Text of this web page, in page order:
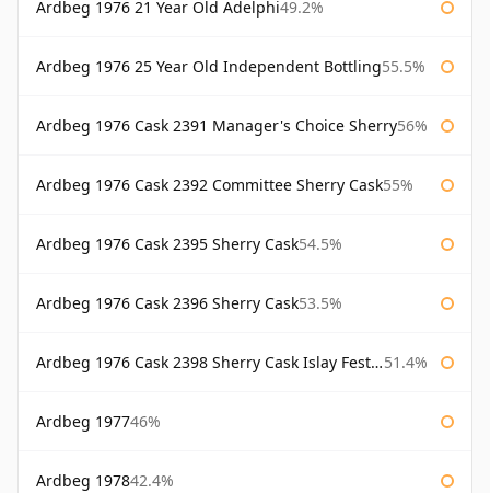
Ardbeg 1976 21 Year Old Adelphi49.2%
Ardbeg 1976 25 Year Old Independent Bottling55.5%
Ardbeg 1976 Cask 2391 Manager's Choice Sherry56%
Ardbeg 1976 Cask 2392 Committee Sherry Cask55%
Ardbeg 1976 Cask 2395 Sherry Cask54.5%
Ardbeg 1976 Cask 2396 Sherry Cask53.5%
Ardbeg 1976 Cask 2398 Sherry Cask Islay Festival 2004 51.4%
Ardbeg 197746%
Ardbeg 197842.4%